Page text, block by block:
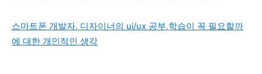
스마트폰 개발자, 디자이너의 ui/ux 공부,학습이 꼭 필요할까
에 대한 개인적인 생각